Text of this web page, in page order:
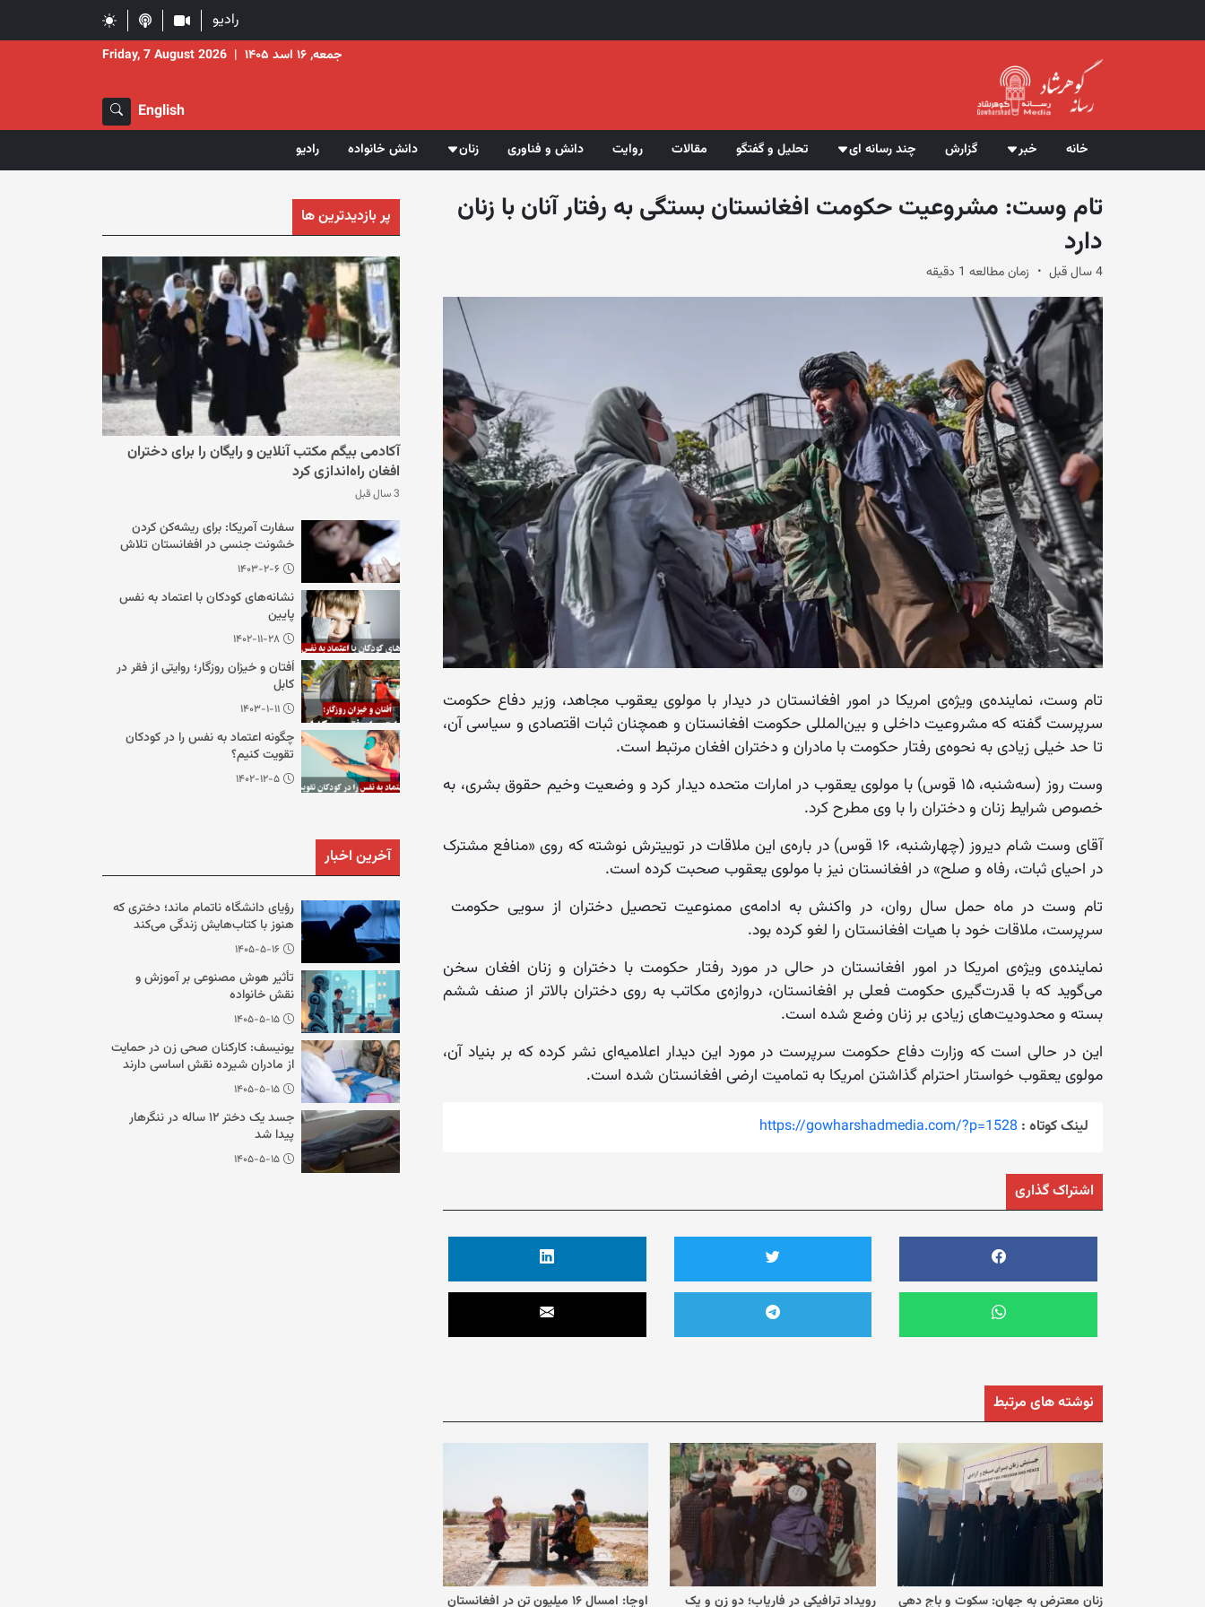
رادیو
جمعه, ۱۶ اسد ۱۴۰۵ |
Friday, 7 August 2026
English
خانه خبر گزارش چند رسانه ای تحلیل و گفتگو مقالات روایت دانش و فناوری زنان دانش خانواده رادیو
تام وست: مشروعیت حکومت افغانستان بستگی به رفتار آنان با زنان
دارد
4 سال قبل زمان مطالعه 1 دقیقه
تام وست، نماینده‌ی ویژه‌ی امریکا در امور افغانستان در دیدار با مولوی یعقوب مجاهد، وزیر دفاع حکومت
سرپرست گفته که مشروعیت داخلی و بین‌المللی حکومت افغانستان و همچنان ثبات اقتصادی و سیاسی آن،
تا حد خیلی زیادی به نحوه‌ی رفتار حکومت با مادران و دختران افغان مرتبط است.
وست روز (سه‌شنبه، ۱۵ قوس) با مولوی یعقوب در امارات متحده دیدار کرد و وضعیت وخیم حقوق بشری، به
خصوص شرایط زنان و دختران را با وی مطرح کرد.
آقای وست شام دیروز (چهارشنبه، ۱۶ قوس) در باره‌ی این ملاقات در توییترش نوشته که روی «منافع مشترک
در احیای ثبات، رفاه و صلح» در افغانستان نیز با مولوی یعقوب صحبت کرده است.
تام وست در ماه حمل سال روان، در واکنش به ادامه‌ی ممنوعیت تحصیل دختران از سویی حکومت
سرپرست، ملاقات خود با هیات افغانستان را لغو کرده بود.
نماینده‌ی ویژه‌ی امریکا در امور افغانستان در حالی در مورد رفتار حکومت با دختران و زنان افغان سخن
می‌گوید که با قدرت‌گیری حکومت فعلی بر افغانستان، دروازه‌ی مکاتب به ‌روی دختران بالاتر از صنف ششم
بسته و محدودیت‌های زیادی بر زنان وضع شده است.
این در حالی است که وزارت دفاع حکومت سرپرست در مورد این دیدار اعلامیه‌ای نشر کرده که بر بنیاد آن،
مولوی یعقوب خواستار احترام گذاشتن امریکا به تمامیت ارضی افغانستان شده است.
لینک کوتاه : https://gowharshadmedia.com/?p=1528
اشتراک گذاری
نوشته های مرتبط
زنان معترض به جهان: سکوت و باج‌ دهی رویداد ترافیکی در فاریاب؛ دو زن و یک اوچا: امسال ۱۶ میلیون تن در افغانستان
پر بازدیدترین ها
آکادمی بیگم مکتب آنلاین و رایگان را برای دختران
افغان راه‌اندازی کرد
3 سال قبل
سفارت آمریکا: برای ریشه‌کن کردن
خشونت جنسی در افغانستان تلاش
می‌کنیم
۱۴۰۳-۲-۶
نشانه‌های کودکان با اعتماد به نفس
پایین
۱۴۰۲-۱۱-۲۸
اُفتان و خیزان روزگار؛ روایتی از فقر در
کابل
۱۴۰۳-۱-۱۱
چگونه اعتماد به نفس را در کودکان
تقویت کنیم؟
۱۴۰۲-۱۲-۵
آخرین اخبار
رؤیای دانشگاه ناتمام ماند؛ دختری که
هنوز با کتاب‌هایش زندگی می‌کند
۱۴۰۵-۵-۱۶
تأثیر هوش مصنوعی بر آموزش و
نقش خانواده
۱۴۰۵-۵-۱۵
یونیسف: کارکنان صحی زن در حمایت
از مادران شیرده نقش اساسی دارند
۱۴۰۵-۵-۱۵
جسد یک دختر ۱۲ ساله در ننگرهار
پیدا شد
۱۴۰۵-۵-۱۵